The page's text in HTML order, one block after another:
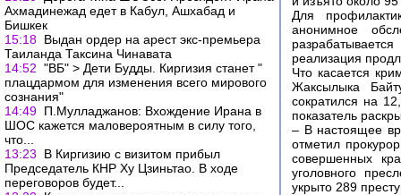
Ахмадинежад едет в Кабул, Ашхабад и
Бишкек
15:18 Выдан ордер на арест экс-премьера
Таиланда Таксина Чинавата
14:52 "ВБ" > Дети Будды. Киргизия станет "
плацдармом для изменения всего мирового
сознания"
14:49 П.Мулладжанов: Вхождение Ирана в
ШОС кажется маловероятным в силу того,
что...
13:23
В Киргизию с визитом прибыл
Председатель КНР Ху Цзиньтао. В ходе
переговоров будет...
Для
анонимное
реализация
Что касается
Жаксылыка
сократился на
показатель
– В настоящее
отметил
совершенных
уголовного
укрыто 289